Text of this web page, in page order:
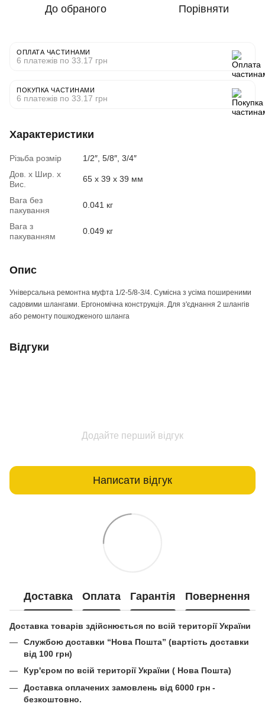
До обраного Порівняти
ОПЛАТА ЧАСТИНАМИ
6 платежів по 33.17 грн
ПОКУПКА ЧАСТИНАМИ
6 платежів по 33.17 грн
Характеристики
Різьба розмір
1/2″, 5/8″, 3/4″
Дов. х Шир. х
Вис.
65 x 39 x 39 мм
Вага без
пакування
0.041 кг
Вага з
пакуванням
0.049 кг
Опис
Універсальна ремонтна муфта 1/2-5/8-3/4. Сумісна з усіма поширеними
садовими шлангами. Ергономічна конструкція. Для з'єднання 2 шлангів
або ремонту пошкодженого шланга
Відгуки
Додайте перший відгук
Написати відгук
Доставка Оплата Гарантія Повернення
Доставка товарів здійснюється по всій території України
Службою доставки “Нова Пошта” (вартість доставки
від 100 грн)
Кур'єром по всій території України ( Нова Пошта)
Доставка оплачених замовлень від 6000 грн -
безкоштовно.